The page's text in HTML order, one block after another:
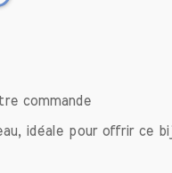
et d'inspirer
une forme
orangé au
Cette pierre
commande
idéale pour offrir ce